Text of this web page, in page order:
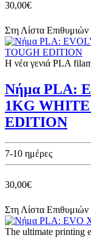
30,00€
Στη Λίστα Επιθυμιών
Η νέα γενιά PLA
Νήμα PLA:
1KG
EDITION
7-10 ημέρες
30,00€
Στη Λίστα Επιθυμιών
The ultimate printing